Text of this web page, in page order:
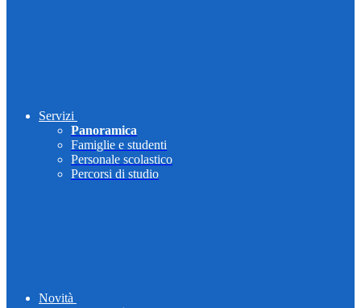
Servizi
Panoramica
Famiglie e studenti
Personale scolastico
Percorsi di studio
Novità